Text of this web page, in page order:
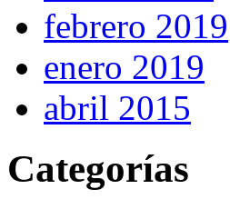
febrero 2019
enero 2019
abril 2015
Categorías